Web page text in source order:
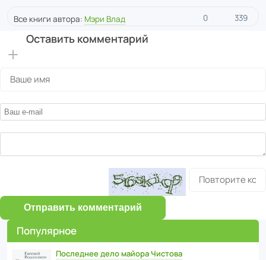
Все книги автора: Мэри Влад 0 339
Оставить комментарий
Отправить комментарий
Популярное
Последнее дело майора Чистова